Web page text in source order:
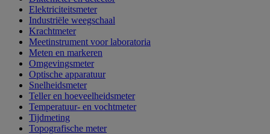
Elektriciteitsmeter
Industriële weegschaal
Krachtmeter
Meetinstrument voor laboratoria
Meten en markeren
Omgevingsmeter
Optische apparatuur
Snelheidsmeter
Teller en hoeveelheidsmeter
Temperatuur- en vochtmeter
Tijdmeting
Topografische meter